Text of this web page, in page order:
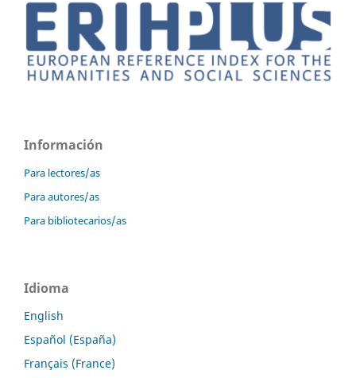
Información
Para lectores/as
Para autores/as
Para bibliotecarios/as
Idioma
English
Español (España)
Français (France)